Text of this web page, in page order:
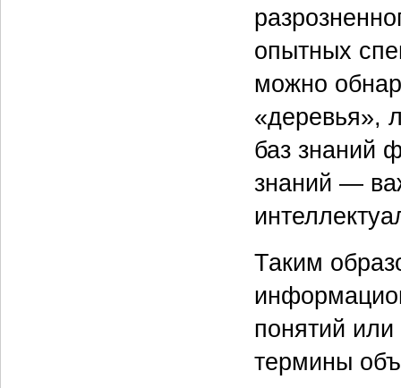
опытных
можно
«деревья»,
баз знаний
знаний —
Таким
понятий
термины